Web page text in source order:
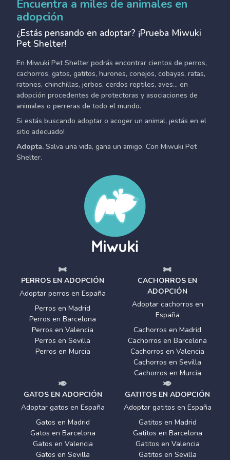
Encuentra a miles de animales en
adopción
¿Estás pensando en adoptar? ¡Prueba Miwuki
Pet Shelter!
En Miwuki Pet Shelter podrás encontrar cientos de perros,
cachorros, gatos, gatitos, hurones, conejos, cobayas, ratas,
ratones, chinchillas, jerbos, cerdos reptiles, aves... en
adopción procedentes de protectoras y asociaciones de
animales o perreras de todo el mundo.
Si estás buscando adoptar o acoger un animal, ¡estás en el
sitio adecuado!
Adopta. Salva una vida, gana un amigo. Con Miwuki Pet
Shelter.
PERROS EN ADOPCIÓN
Adoptar perros en España
Perros en Madrid
Perros en Barcelona
Perros en Valencia
Perros en Sevilla
Perros en Murcia
CACHORROS EN
ADOPCIÓN
Adoptar cachorros en
España
Cachorros en Madrid
Cachorros en Barcelona
Cachorros en Valencia
Cachorros en Sevilla
Cachorros en Murcia
GATOS EN ADOPCIÓN
Adoptar gatos en España
Gatos en Madrid
Gatos en Barcelona
Gatos en Valencia
Gatos en Sevilla
GATITOS EN ADOPCIÓN
Adoptar gatitos en España
Gatitos en Madrid
Gatitos en Barcelona
Gatitos en Valencia
Gatitos en Sevilla